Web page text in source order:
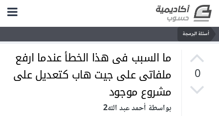
أسئلة البرمجة
0
ما السبب فى هذا الخطأ عندما ارفع
ملفاتى على جيت هاب كتعديل على
مشروع موجود
بواسطة أحمد عبد الله2